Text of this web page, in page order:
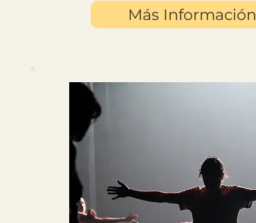
Más Información